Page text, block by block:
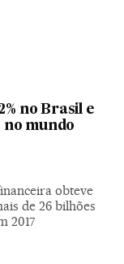
no Brasil e
mundo
obteve
de 26 bilhões
2017